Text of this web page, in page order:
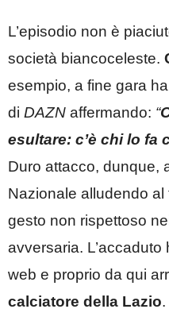
L’episodio non è
società biancoceleste.
esempio, a fine gara
di DAZN affermando: “
esultare: c’è chi lo fa
Duro attacco, dunque,
Nazionale alludendo
gesto non rispettoso
avversaria. L’accaduto
web e proprio da qui
calciatore della Lazio.